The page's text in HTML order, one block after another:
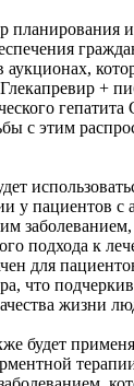
планирования
аукционах,
+
с этим
у пациентов с
заболеванием,
подхода к
для
что
жизни
будет